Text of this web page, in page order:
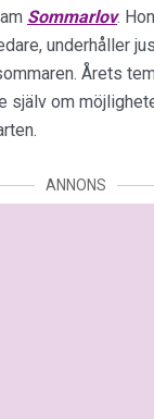
Sommarlov.
underhåller
Årets
själv om
ANNONS